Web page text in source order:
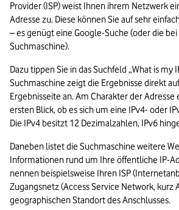
Provider (ISP) weist Ihnen ihrem Netzwerk
Adresse zu. Diese können Sie auf sehr
– es genügt eine Google-Suche (oder die
Suchmaschine).
Dazu tippen Sie in das Suchfeld „What is my
Suchmaschine zeigt die Ergebnisse direkt
Ergebnisseite an. Am Charakter der Adresse
ersten Blick, ob es sich um eine IPv4- oder
Die IPv4 besitzt 12 Dezimalzahlen, IPv6
Daneben listet die Suchmaschine weitere
Informationen rund um Ihre öffentliche IP-
nennen beispielsweise Ihren ISP
Zugangsnetz (Access Service Network, kurz
geographischen Standort des Anschlusses.